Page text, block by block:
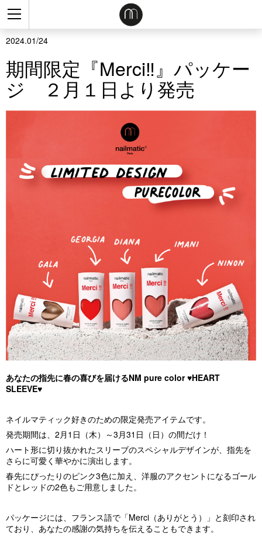
2024.01/24
期間限定『Merci‼』パッケー
ジ ２月１日より発売
あなたの指先に春の喜びを届けるNM pure color ♥HEART
SLEEVE♥
ネイルマティック好きのための限定発売アイテムです。
発売期間は、 2月 1 日（木）～3月31 日（日）の間だけ！
ハート形に切り抜かれたスリーブのスペシャルデザインが、指先を
さらに可愛く華やかに演出します。
春先にぴったりのピンク3色に加え、洋服のアクセントになるゴール
ドとレッドの2色もご用意しました。
パッケージには、フランス語で「Merci （ありがとう）」と刻印され
ており、あなたの感謝の気持ちを伝えることもできます。